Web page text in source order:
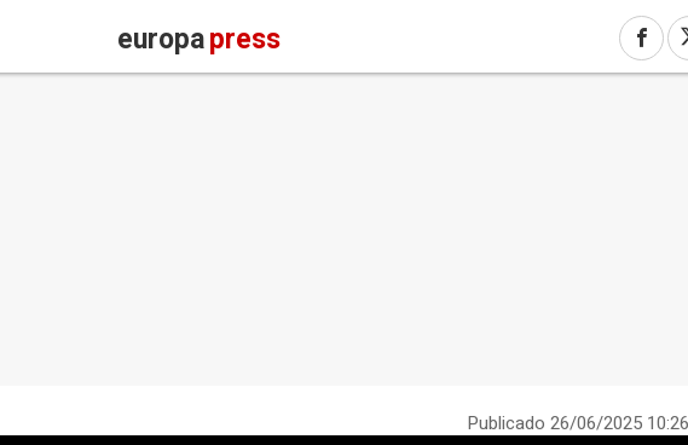
europapress
Publicado 26/06/2025